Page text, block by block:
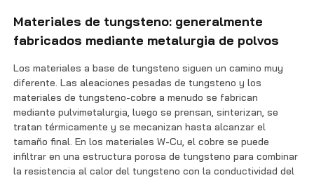
Materiales de tungsteno: generalmente
fabricados mediante metalurgia de polvos
Los materiales a base de tungsteno siguen un camino muy
diferente. Las aleaciones pesadas de tungsteno y los
materiales de tungsteno-cobre a menudo se fabrican
mediante pulvimetalurgia, luego se prensan, sinterizan, se
tratan térmicamente y se mecanizan hasta alcanzar el
tamaño final. En los materiales W-Cu, el cobre se puede
infiltrar en una estructura porosa de tungsteno para combinar
la resistencia al calor del tungsteno con la conductividad del